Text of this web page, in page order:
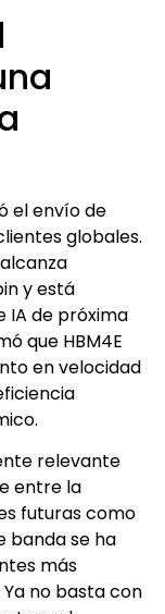
el envío de
globales.
y está
IA de próxima
que HBM4E
en velocidad
relevante
entre la
futuras como
banda se ha
más
no basta con